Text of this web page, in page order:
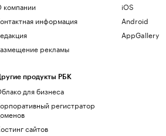
компании
информация
рекламы
продукты РБК
для бизнеса
регистратор
сайтов
iOS
Android
AppGallery